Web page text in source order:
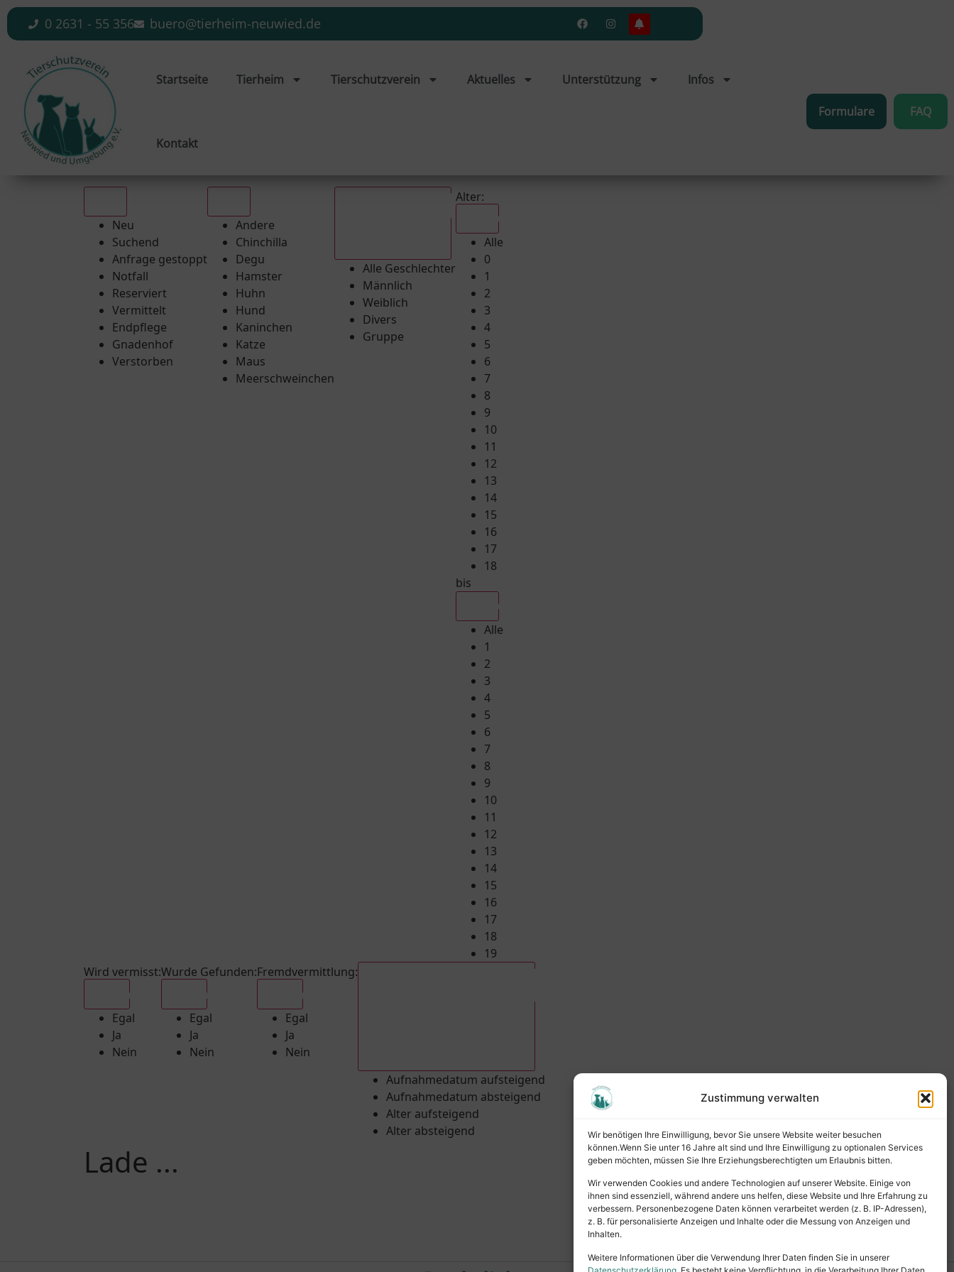
Zustimmung verwalten
Wir benötigen Ihre Einwilligung, bevor Sie unsere Website weiter besuchen
können.Wenn Sie unter 16 Jahre alt sind und Ihre Einwilligung zu optionalen Services
geben möchten, müssen Sie Ihre Erziehungsberechtigten um Erlaubnis bitten.
Wir verwenden Cookies und andere Technologien auf unserer Website. Einige von
ihnen sind essenziell, während andere uns helfen, diese Website und Ihre Erfahrung zu
verbessern. Personenbezogene Daten können verarbeitet werden (z. B. IP-Adressen),
z. B. für personalisierte Anzeigen und Inhalte oder die Messung von Anzeigen und
Inhalten.
Weitere Informationen über die Verwendung Ihrer Daten finden Sie in unserer
0 2631 - 55 356 buero@tierheim-neuwied.de
Startseite Tierheim Tierschutzverein Aktuelles Unterstützung Infos
Kontakt
Formulare FAQ
Neu
Suchend
Anfrage gestoppt
Notfall
Reserviert
Vermittelt
Endpflege
Gnadenhof
Verstorben
Andere
Chinchilla
Degu
Hamster
Huhn
Hund
Kaninchen
Katze
Maus
Meerschweinchen
Alle Geschlechter
Männlich
Weiblich
Divers
Gruppe
Alter:
Alle
0
1
2
3
4
5
6
7
8
9
10
11
12
13
14
15
16
17
18
bis
Alle
1
2
3
4
5
6
7
8
9
10
11
12
13
14
15
16
17
18
19
Wird vermisst:
Egal
Ja
Nein
Wurde Gefunden:
Egal
Ja
Nein
Fremdvermittlung:
Egal
Ja
Nein
Aufnahmedatum aufsteigend
Aufnahmedatum absteigend
Alter aufsteigend
Alter absteigend
Lade ...